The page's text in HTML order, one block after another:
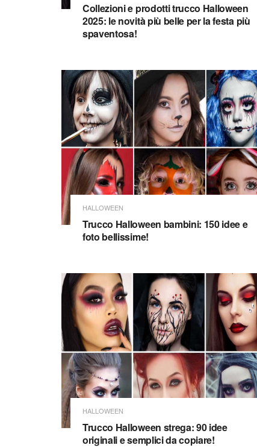
Collezioni e prodotti trucco Halloween
2025: le novità più belle per la festa più
spaventosa!
HALLOWEEN
Trucco Halloween bambini: 150 idee e
foto bellissime!
HALLOWEEN
Trucco Halloween strega: 90 idee
originali e semplici da copiare!